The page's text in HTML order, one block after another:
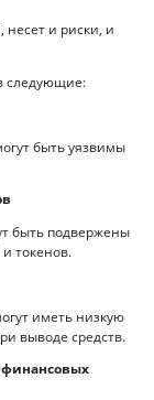
и риски, и
следующие:
быть уязвимы
быть подвержены
токенов.
иметь низкую
выводе средств.